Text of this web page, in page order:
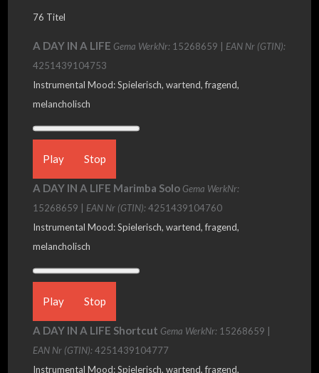
76 Titel
A DAY IN A LIFE Gema WerkNr: 15268659 | EAN Nr (GTIN):
4251439104753
Instrumental Mood: Spielerisch, wartend, fragend,
melancholisch
Play Stop
A DAY IN A LIFE Marimba Solo Gema WerkNr:
15268659 | EAN Nr (GTIN):4251439104760
Instrumental Mood: Spielerisch, wartend, fragend,
melancholisch
Play Stop
A DAY IN A LIFE Shortcut Gema WerkNr: 15268659 |
EAN Nr (GTIN):4251439104777
Instrumental Mood: Spielerisch, wartend, fragend,